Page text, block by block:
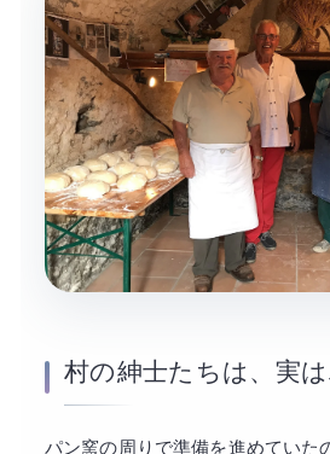
村の紳士たちは、実
パン窯の周りで準備を進めていた